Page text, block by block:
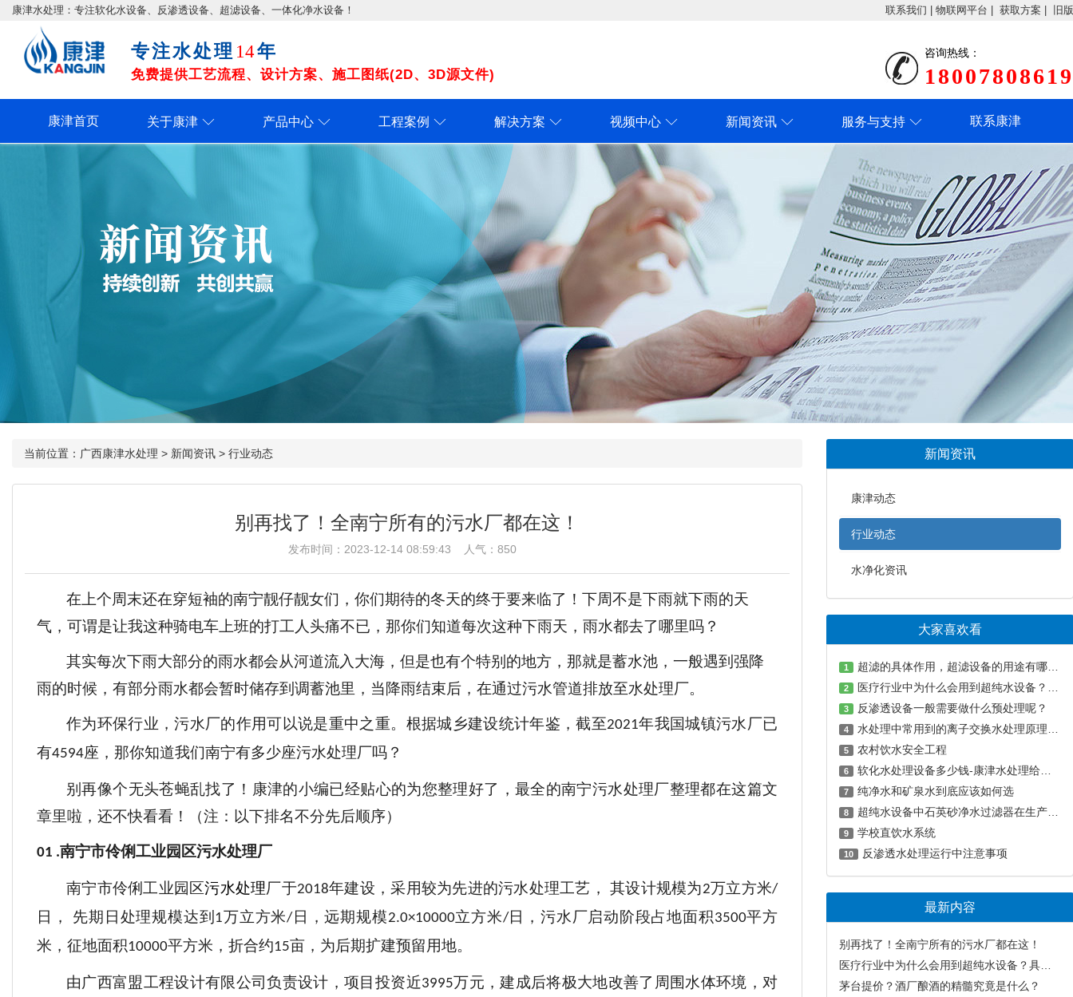
康津水处理：专注软化水设备、反渗透设备、超滤设备、一体化净水设备！ 联系我们 物联网平台 获取方案 旧版
专注水处理 14年
免费提供工艺流程、设计方案、施工图纸(2D、3D源文件)
咨询热线：
18007808619
康津首页 关于康津 产品中心 工程案例 解决方案 视频中心 新闻资讯 服务与支持 联系康津
当前位置： 广西康津水处理 > 新闻资讯 > 行业动态
别再找了！全南宁所有的污水厂都在这！
发布时间：2023-12-14 08:59:43 人气： 850
在上个周末还在穿短袖的南宁靓仔靓女们，你们期待的冬天的终于要来临了！下周不是下雨就下雨的天
气，可谓是让我这种骑电车上班的打工人头痛不已，那你们知道每次这种下雨天，雨水都去了哪里吗？
其实每次下雨大部分的雨水都会从河道流入大海，但是也有个特别的地方，那就是蓄水池，一般遇到强降
雨的时候，有部分雨水都会暂时储存到调蓄池里，当降雨结束后，在通过污水管道排放至水处理厂。
作为环保行业，污水厂的作用可以说是重中之重。根据城乡建设统计年鉴，截至2021年我国城镇污水厂已
有4594座，那你知道我们南宁有多少座污水处理厂吗？
别再像个无头苍蝇乱找了！康津的小编已经贴心的为您整理好了，最全的南宁污水处理厂整理都在这篇文
章里啦，还不快看看！（注：以下排名不分先后顺序）
01 .南宁市伶俐工业园区污水处理厂
南宁市伶俐工业园区污水处理厂于2018年建设，采用较为先进的污水处理工艺， 其设计规模为2万立方米/
日， 先期日处理规模达到 1万立方米/日，远期规模2.0×10000立方米/日 ， 污水厂启动阶段占地面积3500平方
米，征地面积10000平方米，折合约15亩，为后期扩建预留用地。
由广西富盟工程设计有限公司负责设计，项目投资近3995万元，建成后将极大地改善了周围水体环境，对
新闻资讯
康津动态
行业动态
水净化资讯
大家喜欢看
1 超滤的具体作用，超滤设备的用途有哪些？
2 医疗行业中为什么会用到超纯水设备？具有哪些用途？一文带你了解！
3 反渗透设备一般需要做什么预处理呢？
4 水处理中常用到的离子交换水处理原理，你知道吗？
5 农村饮水安全工程
6 软化水处理设备多少钱-康津水处理给您提供优质、实惠的产品
7 纯净水和矿泉水到底应该如何选
8 超纯水设备中石英砂净水过滤器在生产过程中的注意事项？
9 学校直饮水系统
10 反渗透水处理运行中注意事项
最新内容
别再找了！全南宁所有的污水厂都在这！
茅台提价？酒厂酿酒的精髓究竟是什么？